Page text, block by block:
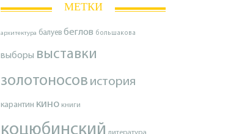
МЕТКИ
архитектура балуев беглов большакова
выборы выставки
золотоносов история
карантин кино книги
коцюбинский